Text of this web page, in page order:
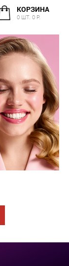
КОРЗИНА
0 ШТ. 0 Р.